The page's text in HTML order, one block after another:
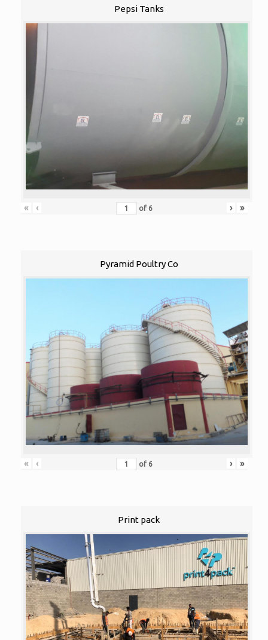
Pepsi Tanks
« ‹ of 6 › »
Pyramid Poultry Co
« ‹ of 6 › »
Print pack